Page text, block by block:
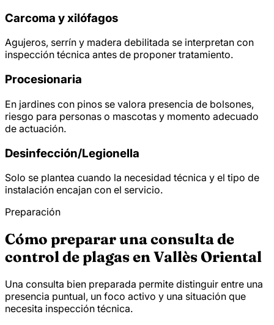
Carcoma y xilófagos
Agujeros, serrín y madera debilitada se interpretan con
inspección técnica antes de proponer tratamiento.
Procesionaria
En jardines con pinos se valora presencia de bolsones,
riesgo para personas o mascotas y momento adecuado
de actuación.
Desinfección/Legionella
Solo se plantea cuando la necesidad técnica y el tipo de
instalación encajan con el servicio.
Preparación
Cómo preparar una consulta de
control de plagas en Vallès Oriental
Una consulta bien preparada permite distinguir entre una
presencia puntual, un foco activo y una situación que
necesita inspección técnica.